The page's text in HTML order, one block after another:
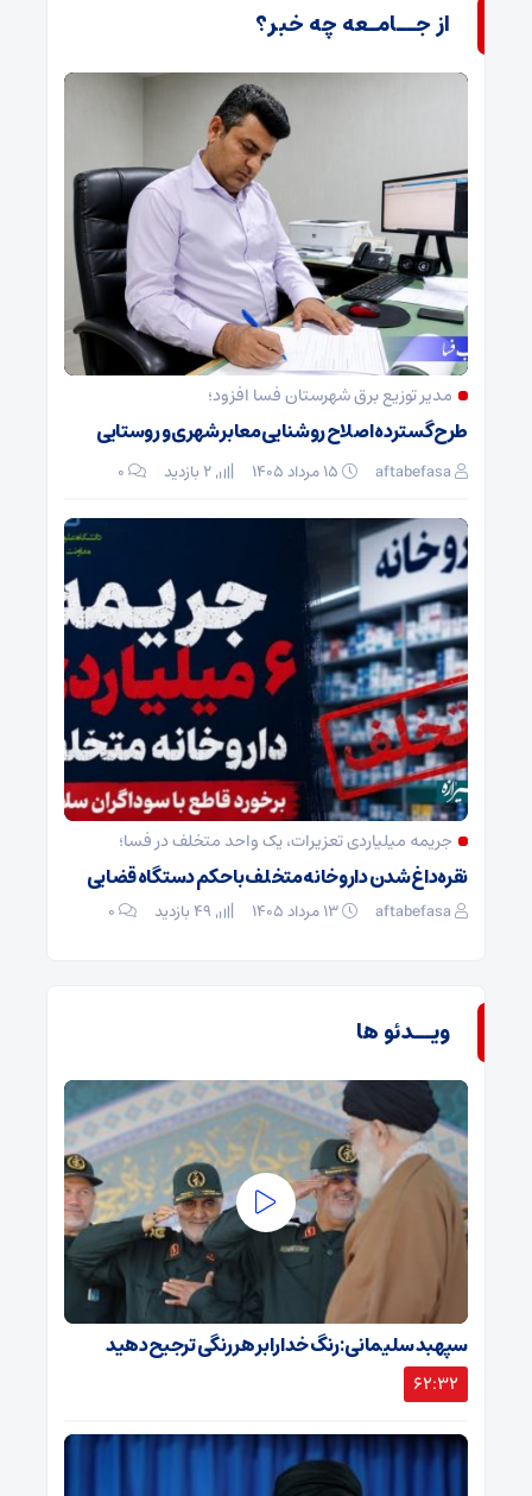
از جــامـعه چه خبر؟
مدیر توزیع برق شهرستان فسا افزود؛
طرح گسترده اصلاح روشنایی معابر شهری و روستایی
aftabefasa ۰
جریمه میلیاردی تعزیرات، یک واحد متخلف در فسا؛
نقره‌داغ شدن داروخانه متخلف با حکم دستگاه قضایی
aftabefasa ۰
ویــدئو ها
سپهبد سلیمانی: رنگ خدا را بر هر رنگی ترجیح دهید
62:32